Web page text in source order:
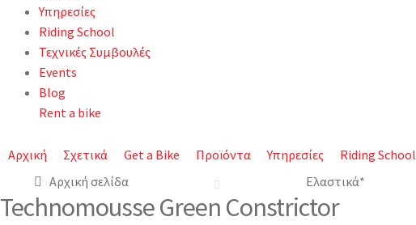
Υπηρεσίες
Riding School
Τεχνικές Συμβουλές
Events
Blog
Rent a bike
Αρχική Σχετικά Get a Bike Προϊόντα Υπηρεσίες Riding School
Αρχική σελίδα
Ελαστικά*
Technomousse Green Constrictor